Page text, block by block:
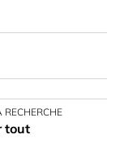
RECHERCHE
tout